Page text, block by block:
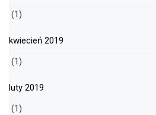
(1)
kwiecień 2019
(1)
luty 2019
(1)